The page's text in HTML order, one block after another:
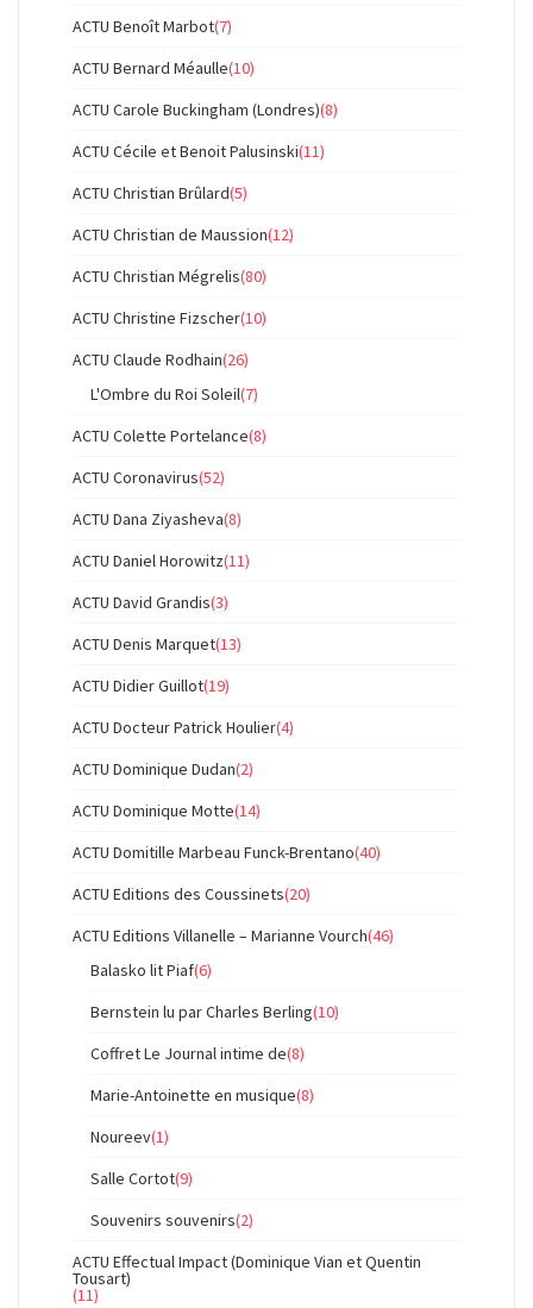
ACTU Benoît Marbot(7)
ACTU Bernard Méaulle(10)
ACTU Carole Buckingham (Londres)(8)
ACTU Cécile et Benoit Palusinski(11)
ACTU Christian Brûlard(5)
ACTU Christian de Maussion(12)
ACTU Christian Mégrelis(80)
ACTU Christine Fizscher(10)
ACTU Claude Rodhain(26)
L'Ombre du Roi Soleil(7)
ACTU Colette Portelance(8)
ACTU Coronavirus(52)
ACTU Dana Ziyasheva(8)
ACTU Daniel Horowitz(11)
ACTU David Grandis(3)
ACTU Denis Marquet(13)
ACTU Didier Guillot(19)
ACTU Docteur Patrick Houlier(4)
ACTU Dominique Dudan(2)
ACTU Dominique Motte(14)
ACTU Domitille Marbeau Funck-Brentano(40)
ACTU Editions des Coussinets(20)
ACTU Editions Villanelle – Marianne Vourch(46)
Balasko lit Piaf(6)
Bernstein lu par Charles Berling(10)
Coffret Le Journal intime de(8)
Marie-Antoinette en musique(8)
Noureev(1)
Salle Cortot(9)
Souvenirs souvenirs(2)
ACTU Effectual Impact (Dominique Vian et Quentin
Tousart)
(11)